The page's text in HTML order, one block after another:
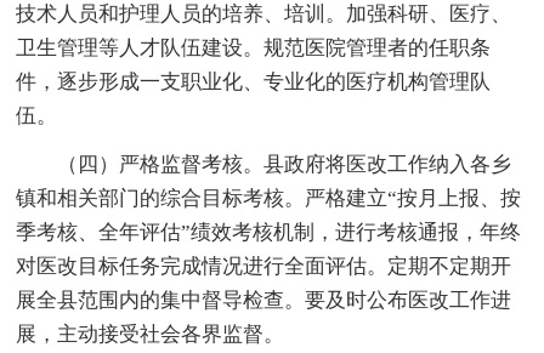
技术人员和护理人员的培养、培训。加强科研、医疗、
卫生管理等人才队伍建设。规范医院管理者的任职条
件，逐步形成一支职业化、专业化的医疗机构管理队
伍。
（四）严格监督考核。县政府将医改工作纳入各乡
镇和相关部门的综合目标考核。严格建立“按月上报、按
季考核、全年评估”绩效考核机制，进行考核通报，年终
对医改目标任务完成情况进行全面评估。定期不定期开
展全县范围内的集中督导检查。要及时公布医改工作进
展，主动接受社会各界监督。